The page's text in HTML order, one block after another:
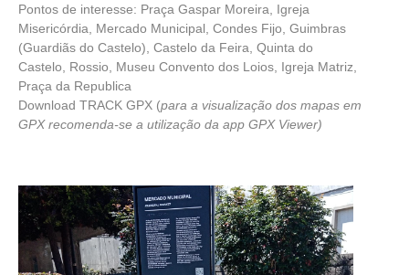
Pontos de interesse: Praça Gaspar Moreira, Igreja
Misericórdia, Mercado Municipal, Condes Fijo, Guimbras
(Guardiãs do Castelo), Castelo da Feira, Quinta do
Castelo, Rossio, Museu Convento dos Loios, Igreja Matriz,
Praça da Republica
Download TRACK GPX (para a visualização dos mapas em
GPX recomenda-se a utilização da app GPX Viewer)